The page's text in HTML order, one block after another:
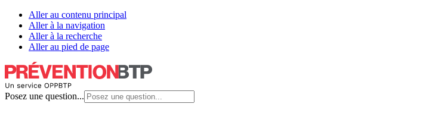
Aller au contenu principal
Aller à la navigation
Aller à la recherche
Aller au pied de page
Posez une question...